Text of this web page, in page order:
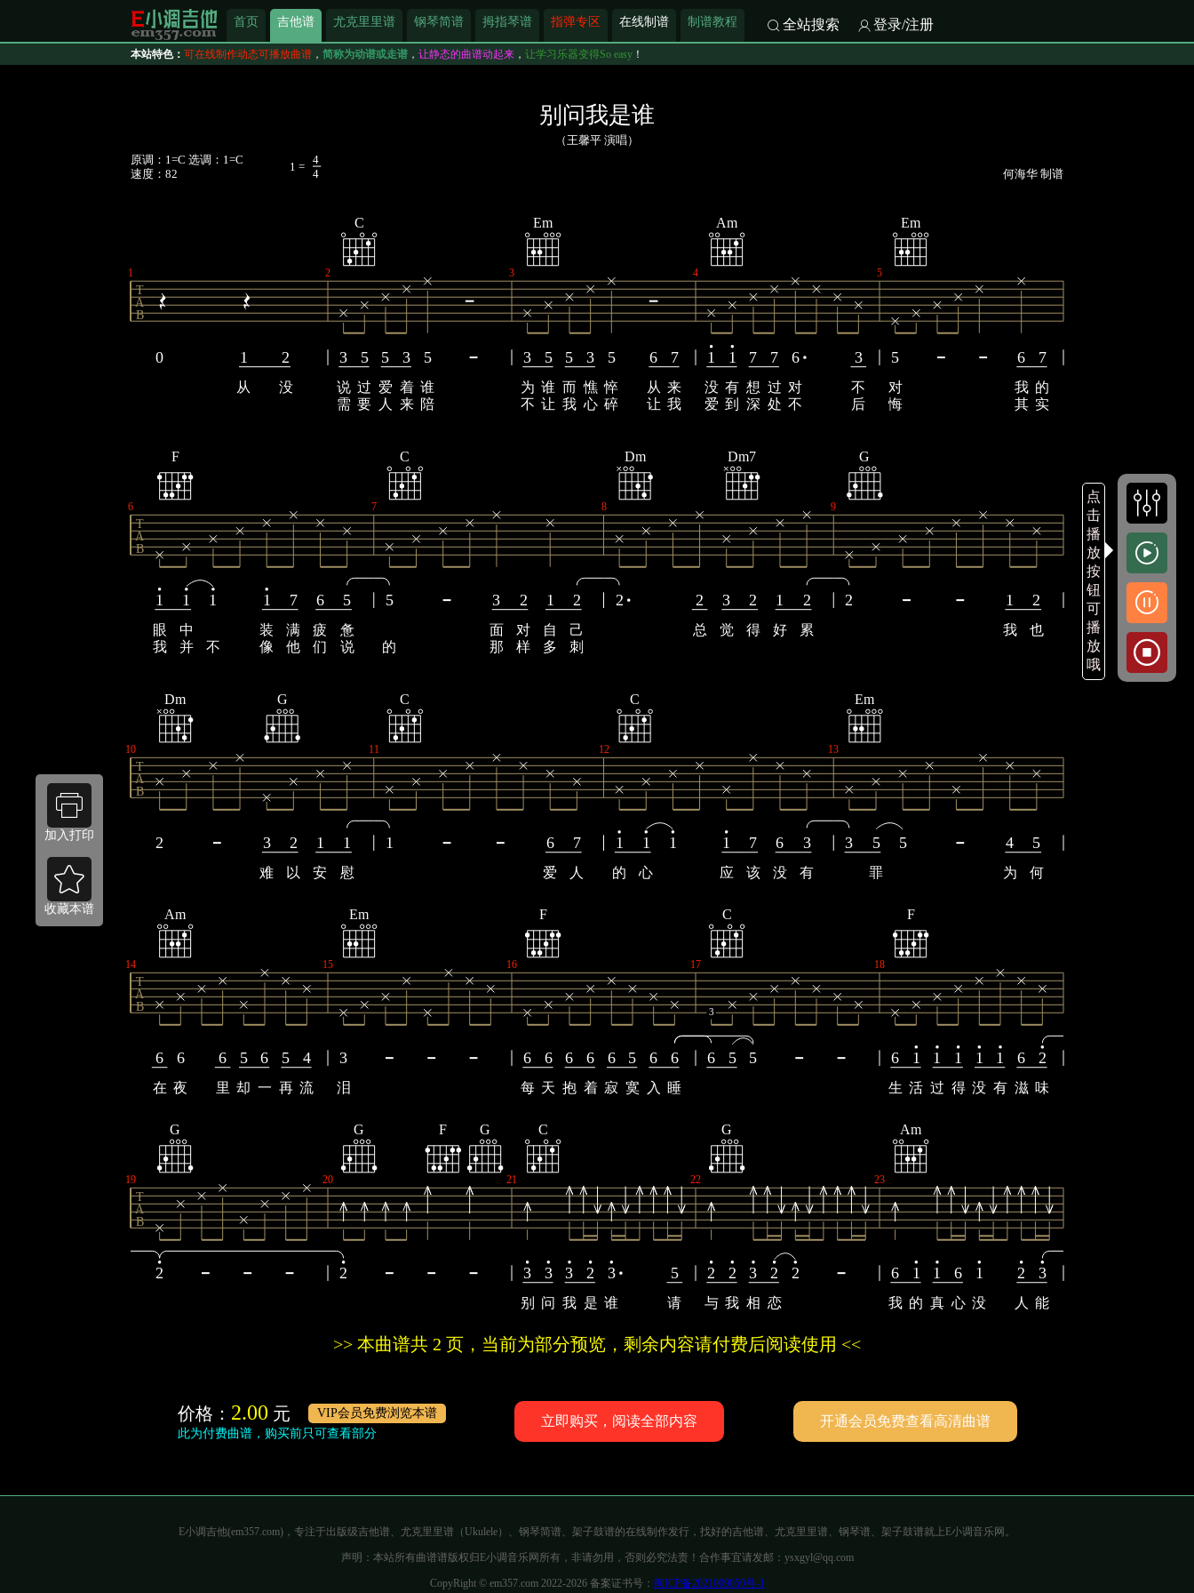
首页 吉他谱 尤克里里谱 钢琴简谱 拇指琴谱 指弹专区 在线制谱 制谱教程 全站搜索 登录/注册
本站特色： 可在线制作动态可播放曲谱 ， 简称为动谱或走谱 ， 让静态的曲谱动起来 ， 让学习乐器变得So easy ！
别问我是谁
（王馨平 演唱）
原调：1=C 选调：1=C
速度：82
1 =
4
4
何海华 制谱
1
T
A
B
0 1 2
从 没
2
C
3 5 5 3 5
说 过 爱 着 谁
需 要 人 来 陪
3
Em
3 5 5 3 5 6 7
为 谁 而 憔 悴 从 来
不 让 我 心 碎 让 我
4
Am
1 1 7 7 6 3
没 有 想 过 对
不
爱 到 深 处 不 后
5
Em
5 6 7
对 我 的
悔
其 实
6
T
A
B
F
1 1 1 1 7 6 5
眼 中 装 满 疲
惫
我
并 不 像 他 们 说
7
C
5 3 2 1 2
面 对 自
己
的
那 样 多 刺
8
Dm Dm7
2 2 3 2 1 2
总 觉 得 好 累
9
G
2 1 2
我 也
10
T
A
B
Dm G
2 3 2 1 1
难 以 安 慰
11
C
1 6 7
爱 人
12
C
1 1 1 1 7 6 3
的 心 应 该 没 有
13
Em
3 5 5 4 5
罪 为 何
14
T
A
B
Am
6 6 6 5 6 5 4
在 夜 里 却 一 再 流
15
Em
3
泪
16
F
6 6 6 6 6 5 6 6
每 天 抱 着 寂 寞 入 睡
17
3
C
6 5 5
18
F
6 1 1 1 1 1 6 2
生 活 过 得 没 有 滋 味
19
T
A
B
G
2
20
G F G
2
21
C
3 3 3 2 3 5
别 问 我 是 谁 请
22
G
2 2 3 2 2
与 我 相 恋
23
Am
6 1 1 6 1 2 3
我 的 真 心 没 人 能
>> 本曲谱共 2 页，当前为部分预览，剩余内容请付费后阅读使用 <<
价格： 2.00 元
VIP会员免费浏览本谱
此为付费曲谱，购买前只可查看部分
立即购买，阅读全部内容 开通会员免费查看高清曲谱
加入打印
收藏本谱
E小调吉他(em357.com)，专注于出版级吉他谱、尤克里里谱（Ukulele）、钢琴简谱、架子鼓谱的在线制作发行，找好的吉他谱、尤克里里谱、钢琴谱、架子鼓谱就上E小调音乐网。
声明：本站所有曲谱谱版权归E小调音乐网所有，非请勿用，否则必究法责！合作事宜请发邮：ysxgyl@qq.com
CopyRight © em357.com 2022-2026 备案证书号： 闽ICP备2021009050号-1
点
击
播
放
按
钮
可
播
放
哦